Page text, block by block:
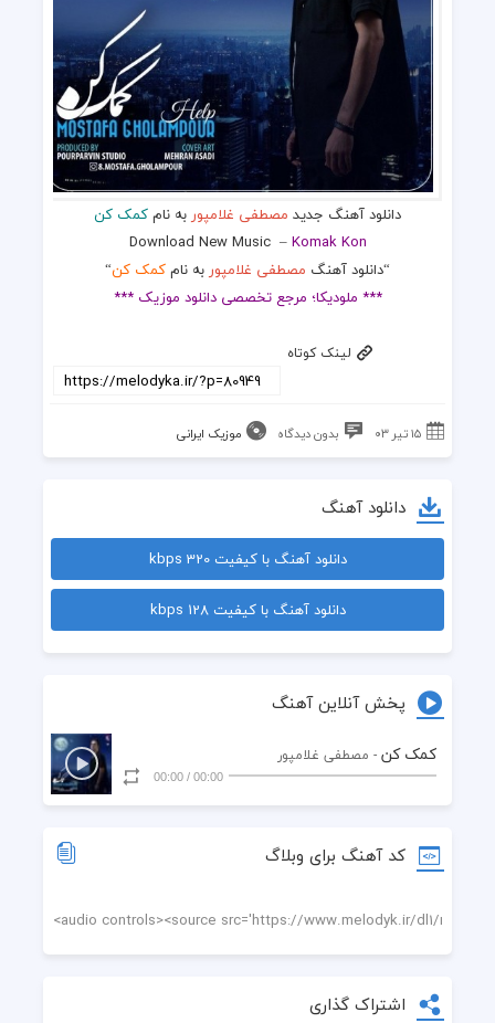
دانلود آهنگ جدید مصطفی غلامپور به نامکمک کن
Download New Music –Komak Kon
“دانلود آهنگ مصطفی غلامپور به نامکمک کن“
*** ملودیکا؛ مرجع تخصصی دانلود موزیک ***
لینک کوتاه
۱۵ تیر ۰۳ بدون دیدگاه موزیک ایرانی
دانلود آهنگ
دانلود آهنگ با کیفیت 320 kbps
دانلود آهنگ با کیفیت 128 kbps
پخش آنلاین آهنگ
کمک کن - مصطفی غلامپور
00:00
/
00:00
کد آهنگ برای وبلاگ
اشتراک گذاری